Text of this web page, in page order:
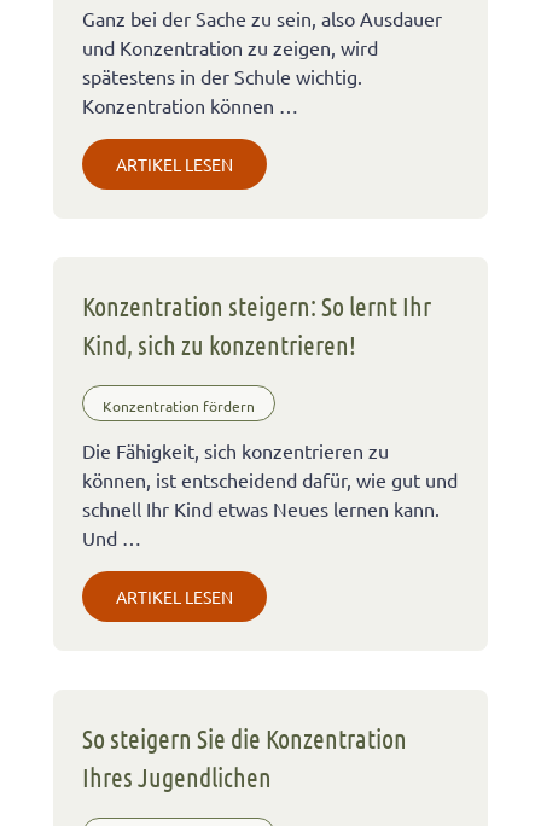
Ganz bei der Sache zu sein, also Ausdauer
und Konzentration zu zeigen, wird
spätestens in der Schule wichtig.
Konzentration können …
ARTIKEL LESEN
Konzentration steigern: So lernt Ihr
Kind, sich zu konzentrieren!
Konzentration fördern
Die Fähigkeit, sich konzentrieren zu
können, ist entscheidend dafür, wie gut und
schnell Ihr Kind etwas Neues lernen kann.
Und …
ARTIKEL LESEN
So steigern Sie die Konzentration
Ihres Jugendlichen